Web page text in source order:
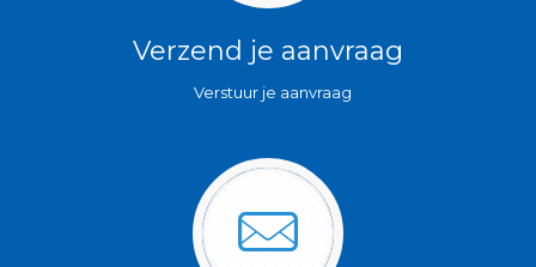
Verzend je aanvraag
Verstuur je aanvraag